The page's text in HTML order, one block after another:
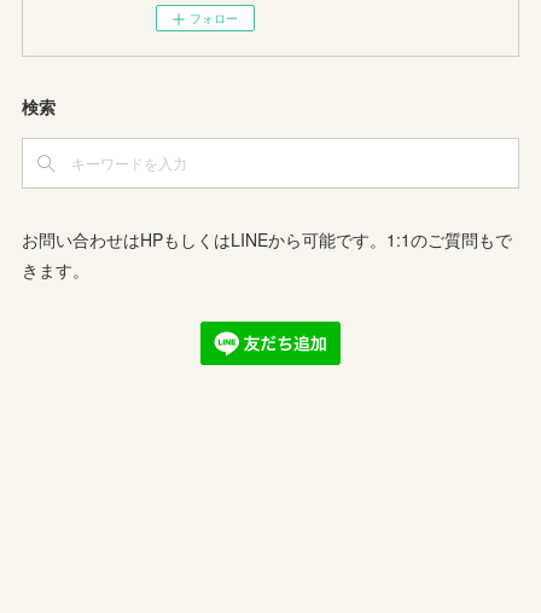
フォロー
検索
お問い合わせはHPもしくはLINEから可能です。1:1のご質問もで
きます。